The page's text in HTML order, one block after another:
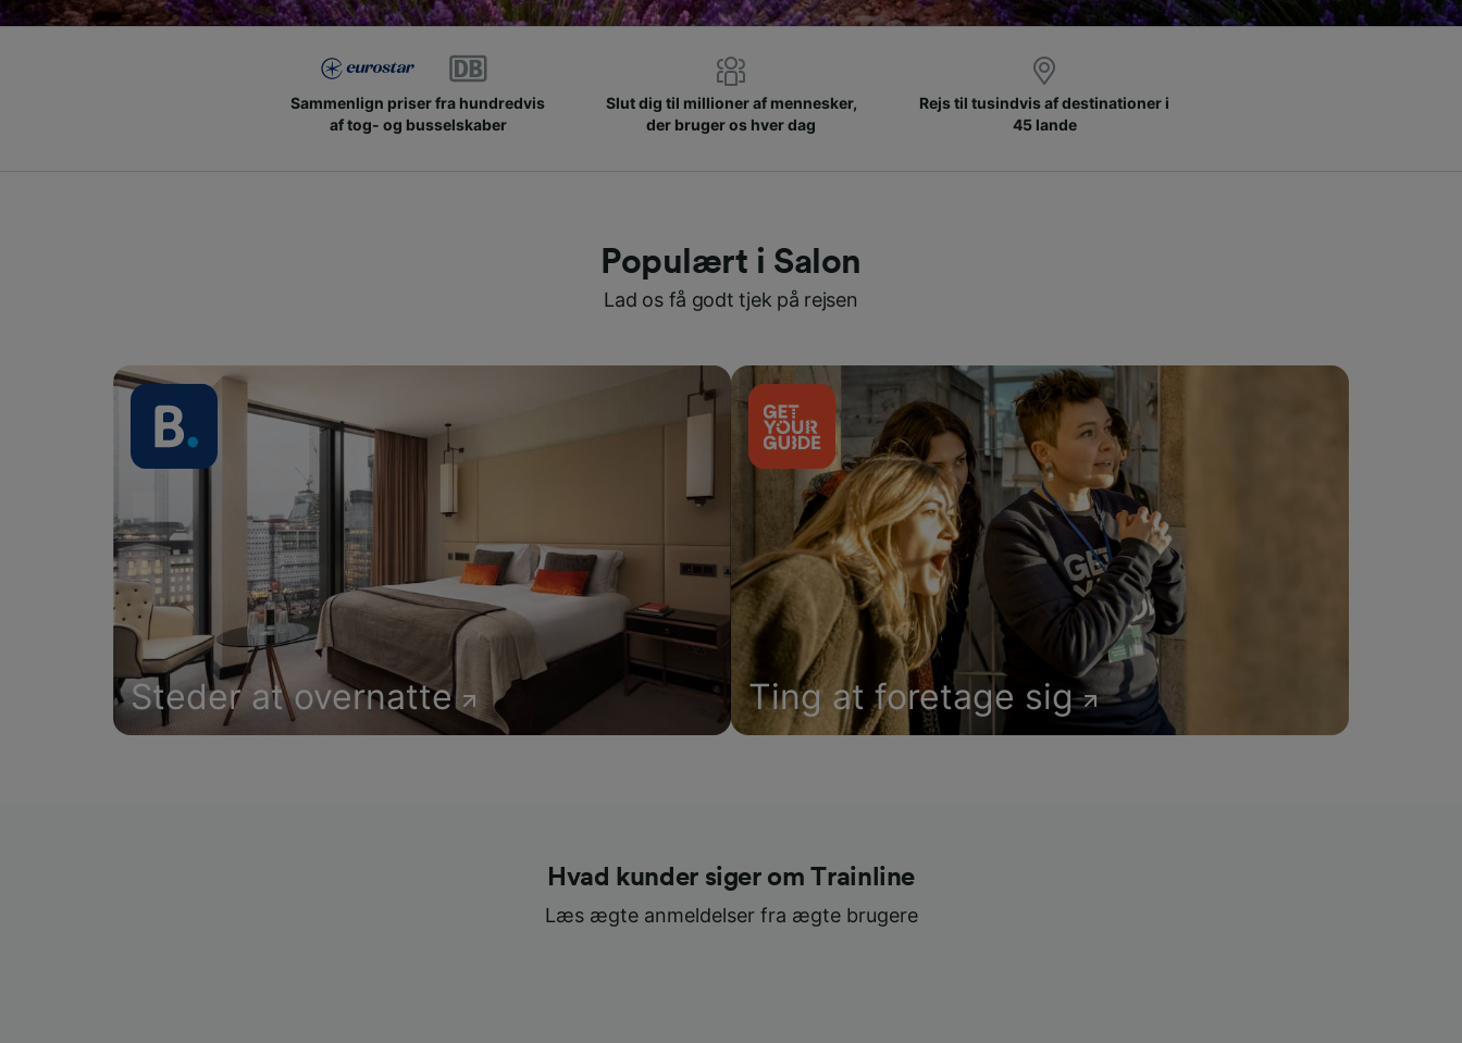
Sammenlign priser fra hundredvis
af tog- og busselskaber
Slut dig til millioner af mennesker,
der bruger os hver dag
Rejs til tusindvis af destinationer i
45 lande
Populært i Salon
Lad os få godt tjek på rejsen
Steder at overnatte Ting at foretage sig
Hvad kunder siger om Trainline
Læs ægte anmeldelser fra ægte brugere